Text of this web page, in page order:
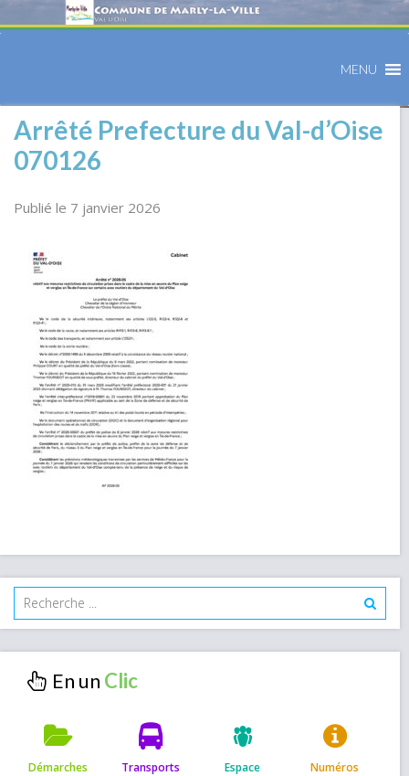
MENU
Arrêté Prefecture du Val-d’Oise
070126
Publié le 7 janvier 2026
En un
Démarches Transports Espace Numéros